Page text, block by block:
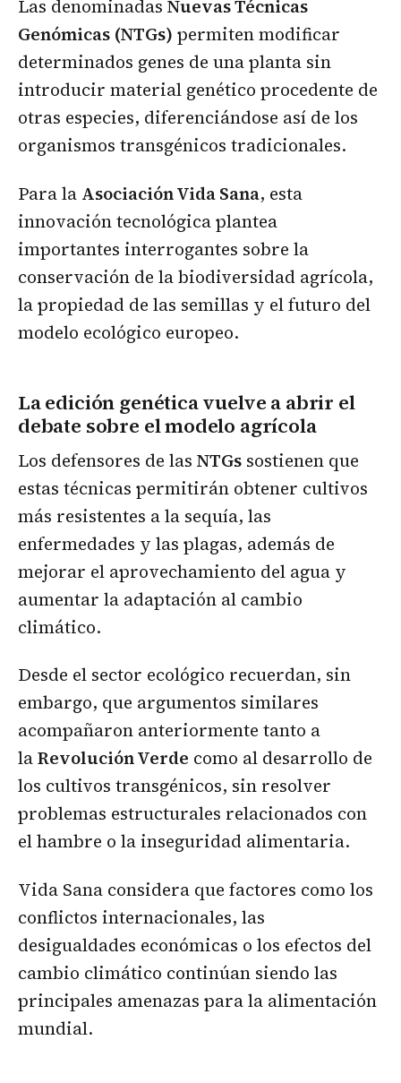
Las denominadas Nuevas Técnicas
Genómicas (NTGs) permiten modificar
determinados genes de una planta sin
introducir material genético procedente de
otras especies, diferenciándose así de los
organismos transgénicos tradicionales.
Para la Asociación Vida Sana, esta
innovación tecnológica plantea
importantes interrogantes sobre la
conservación de la biodiversidad agrícola,
la propiedad de las semillas y el futuro del
modelo ecológico europeo.
La edición genética vuelve a abrir el
debate sobre el modelo agrícola
Los defensores de las NTGs sostienen que
estas técnicas permitirán obtener cultivos
más resistentes a la sequía, las
enfermedades y las plagas, además de
mejorar el aprovechamiento del agua y
aumentar la adaptación al cambio
climático.
Desde el sector ecológico recuerdan, sin
embargo, que argumentos similares
acompañaron anteriormente tanto a
laRevolución Verde como al desarrollo de
los cultivos transgénicos, sin resolver
problemas estructurales relacionados con
el hambre o la inseguridad alimentaria.
Vida Sana considera que factores como los
conflictos internacionales, las
desigualdades económicas o los efectos del
cambio climático continúan siendo las
principales amenazas para la alimentación
mundial.